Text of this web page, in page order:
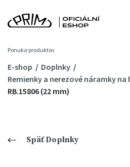
Ponuka produktov
E-shop
Doplnky
Remienky a nerezové náramky na
RB.15806 (22 mm)
Späť Doplnky